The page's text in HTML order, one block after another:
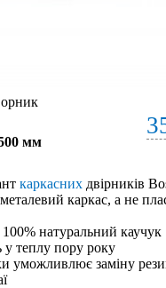
мм
каркасних двірників
каркас, а не
натуральний каучук
теплу пору року
уможливлює заміну